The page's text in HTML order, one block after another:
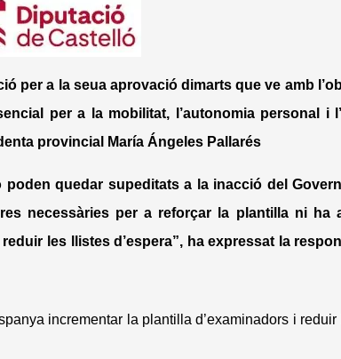
per a la seua aprovació dimarts que ve amb
per a la mobilitat, l’autonomia personal i
provincial María Ángeles Pallarés
poden quedar supeditats a la inacció del
necessàries per a reforçar la plantilla ni ha
les llistes d’espera”, ha expressat la
incrementar la plantilla d’examinadors i